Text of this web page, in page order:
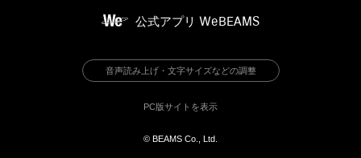
公式アプリ WeBEAMS
音声読み上げ・文字サイズなどの調整
PC版サイトを表示
© BEAMS Co., Ltd.